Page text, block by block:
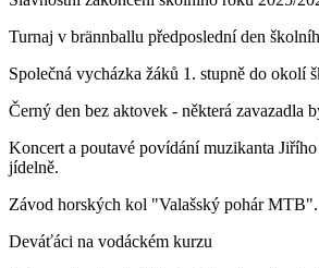
Turnaj v brännballu předposlední den
Společná vycházka žáků 1. stupně do okolí
Černý den bez aktovek - některá zavazadla
Koncert a poutavé povídání muzikanta
jídelně.
Závod horských kol "Valašský pohár MTB".
Deváťáci na vodáckém kurzu